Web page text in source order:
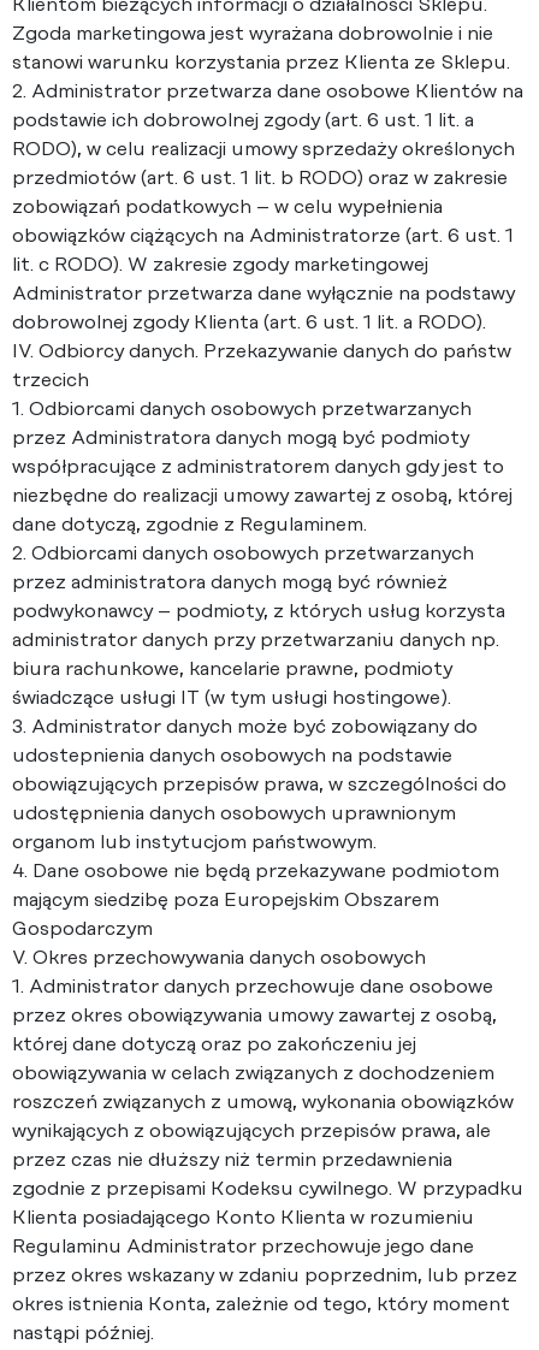
Klientom bieżących informacji o działalności Sklepu.
Zgoda marketingowa jest wyrażana dobrowolnie i nie
stanowi warunku korzystania przez Klienta ze Sklepu.
2. Administrator przetwarza dane osobowe Klientów na
podstawie ich dobrowolnej zgody (art. 6 ust. 1 lit. a
RODO), w celu realizacji umowy sprzedaży określonych
przedmiotów (art. 6 ust. 1 lit. b RODO) oraz w zakresie
zobowiązań podatkowych – w celu wypełnienia
obowiązków ciążących na Administratorze (art. 6 ust. 1
lit. c RODO). W zakresie zgody marketingowej
Administrator przetwarza dane wyłącznie na podstawy
dobrowolnej zgody Klienta (art. 6 ust. 1 lit. a RODO).
IV. Odbiorcy danych. Przekazywanie danych do państw
trzecich
1. Odbiorcami danych osobowych przetwarzanych
przez Administratora danych mogą być podmioty
współpracujące z administratorem danych gdy jest to
niezbędne do realizacji umowy zawartej z osobą, której
dane dotyczą, zgodnie z Regulaminem.
2. Odbiorcami danych osobowych przetwarzanych
przez administratora danych mogą być również
podwykonawcy – podmioty, z których usług korzysta
administrator danych przy przetwarzaniu danych np.
biura rachunkowe, kancelarie prawne, podmioty
świadczące usługi IT (w tym usługi hostingowe).
3. Administrator danych może być zobowiązany do
udostepnienia danych osobowych na podstawie
obowiązujących przepisów prawa, w szczególności do
udostępnienia danych osobowych uprawnionym
organom lub instytucjom państwowym.
4. Dane osobowe nie będą przekazywane podmiotom
mającym siedzibę poza Europejskim Obszarem
Gospodarczym
V. Okres przechowywania danych osobowych
1. Administrator danych przechowuje dane osobowe
przez okres obowiązywania umowy zawartej z osobą,
której dane dotyczą oraz po zakończeniu jej
obowiązywania w celach związanych z dochodzeniem
roszczeń związanych z umową, wykonania obowiązków
wynikających z obowiązujących przepisów prawa, ale
przez czas nie dłuższy niż termin przedawnienia
zgodnie z przepisami Kodeksu cywilnego. W przypadku
Klienta posiadającego Konto Klienta w rozumieniu
Regulaminu Administrator przechowuje jego dane
przez okres wskazany w zdaniu poprzednim, lub przez
okres istnienia Konta, zależnie od tego, który moment
nastąpi później.